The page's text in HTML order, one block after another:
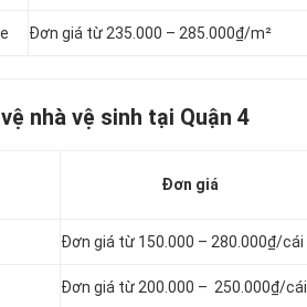
Đơn giá từ 235.000 – 285.000₫/m²
nhà vệ sinh tại Quận 4
Đơn giá
Đơn giá từ 150.000 – 280.000₫/cái
Đơn giá từ 200.000 – 250.000₫/cái